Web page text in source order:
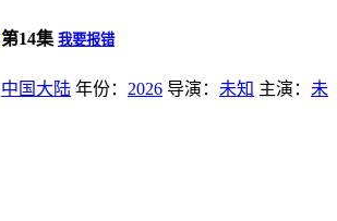
第14集 我要报错
中国大陆 年份： 2026 导演： 未知 主演： 未